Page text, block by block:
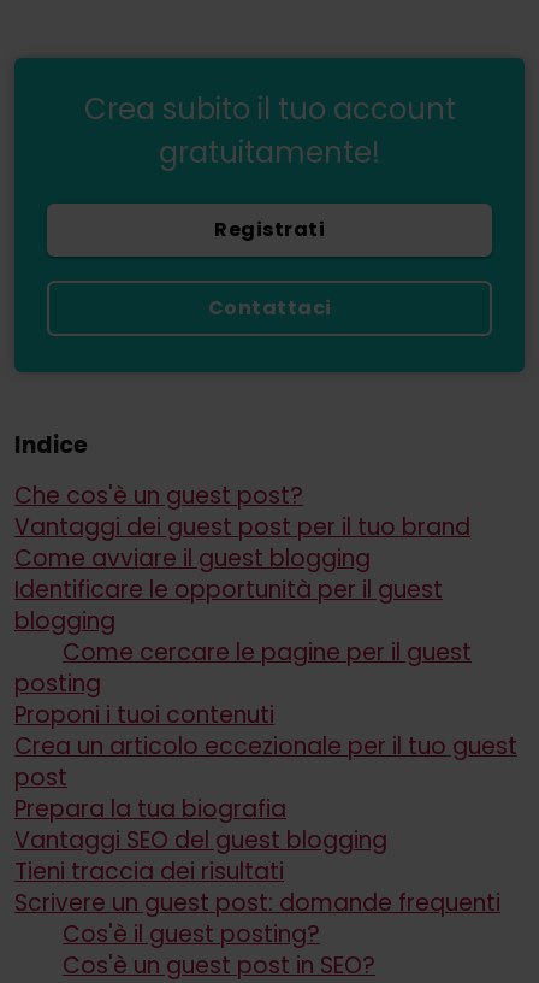
Crea subito il tuo account
gratuitamente!
Registrati
Contattaci
Indice
Che cos'è un guest post?
Vantaggi dei guest post per il tuo brand
Come avviare il guest blogging
Identificare le opportunità per il guest
blogging
Come cercare le pagine per il guest
posting
Proponi i tuoi contenuti
Crea un articolo eccezionale per il tuo guest
post
Prepara la tua biografia
Vantaggi SEO del guest blogging
Tieni traccia dei risultati
Scrivere un guest post: domande frequenti
Cos'è il guest posting?
Cos'è un guest post in SEO?